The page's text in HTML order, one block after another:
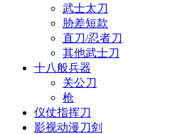
武士太刀
胁差短款
直刀/忍者刀
其他武士刀
十八般兵器
关公刀
枪
仪仗指挥刀
影视动漫刀剑